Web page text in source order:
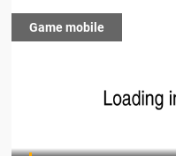
Game mobile